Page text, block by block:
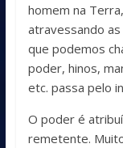
homem na
atravessando
que podemos
poder, hinos,
etc. passa pelo
O poder é
remetente.